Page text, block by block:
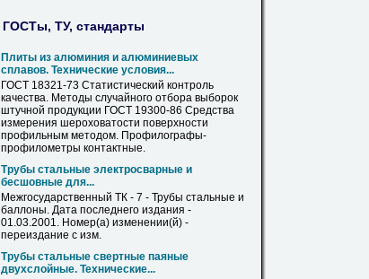
ГОСТы, ТУ, стандарты
Плиты из алюминия и алюминиевых
сплавов. Технические условия...
ГОСТ 18321-73 Статистический контроль
качества. Методы случайного отбора выборок
штучной продукции ГОСТ 19300-86 Средства
измерения шероховатости поверхности
профильным методом. Профилографы-
профилометры контактные.
Трубы стальные электросварные и
бесшовные для...
Межгосударственный ТК - 7 - Трубы стальные и
баллоны. Дата последнего издания -
01.03.2001. Номер(а) изменении(й) -
переиздание с изм.
Трубы стальные свертные паяные
двухслойные. Технические...